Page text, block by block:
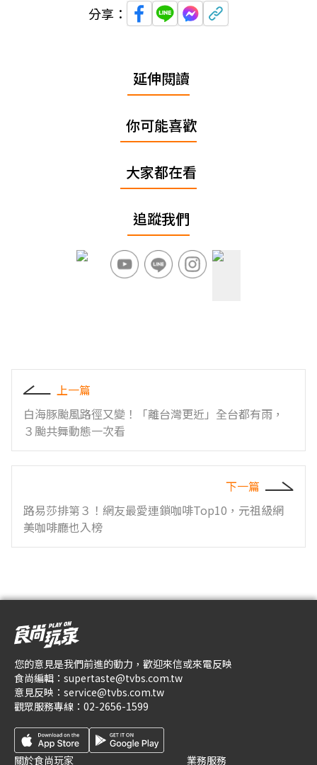
分享：
延伸閱讀
你可能喜歡
大家都在看
追蹤我們
上一篇
白海豚颱風路徑又變！「離台灣更近」全台都有雨，
３颱共舞動態一次看
下一篇
路易莎排第３！網友最愛連鎖咖啡Top10，元祖級網
美咖啡廳也入榜
您的意見是我們前進的動力，歡迎來信或來電反映
食尚編輯： supertaste@tvbs.com.tw
意見反映： service@tvbs.com.tw
觀眾服務專線： 02-2656-1599
關於食尚玩家 業務服務